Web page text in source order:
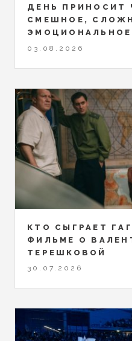
ДЕНЬ ПРИНОСИТ
СМЕШНОЕ,
ЭМОЦИОНАЛЬНОЕ
03.08.2026
КТО СЫГРАЕТ
ФИЛЬМЕ О
ТЕРЕШКОВОЙ
30.07.2026